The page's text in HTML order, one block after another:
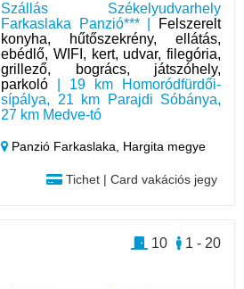
Szállás Székelyudvarhely
Farkaslaka Panzió*** |
Felszerelt
konyha, hűtőszekrény, ellátás,
ebédlő, WIFI, kert, udvar, filegória,
grillező, bogrács, játszóhely,
parkoló | 19 km Homoródfürdői-
sípálya, 21 km Parajdi Sóbánya,
27 km Medve-tó
Panzió Farkaslaka, Hargita megye
Tichet | Card vakációs jegy
1 - 20
10